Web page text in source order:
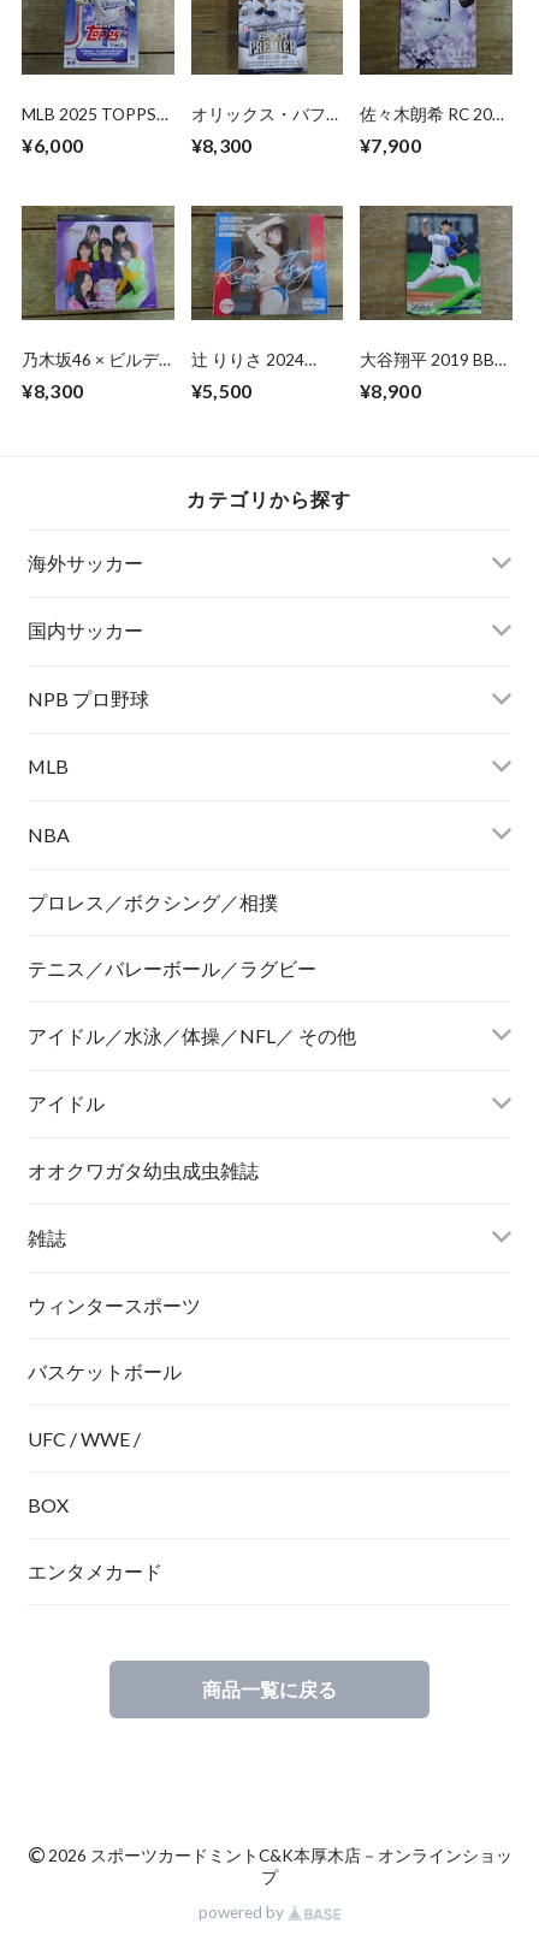
MLB 2025 TOPPS
BOX 未開封BOX
¥6,000
オリックス・バファ
PREMIER EDITION
¥8,300
佐々木朗希 RC 2020
¥7,900
乃木坂46 × ビルデ
トレーディングカー
¥8,300
辻 りりさ 2024
BOX
¥5,500
大谷翔平 2019 BBM
¥8,900
カテゴリから探す
海外サッカー
国内サッカー
NPB プロ野球
MLB
NBA
プロレス／ボクシング／相撲
テニス／バレーボール／ラグビー
アイドル／水泳／体操／NFL／ その他
アイドル
オオクワガタ幼虫成虫雑誌
雑誌
ウィンタースポーツ
バスケットボール
UFC / WWE /
BOX
エンタメカード
商品一覧に戻る
©2026 スポーツカードミントC&K本厚木店－オンラインショッ
プ
powered by